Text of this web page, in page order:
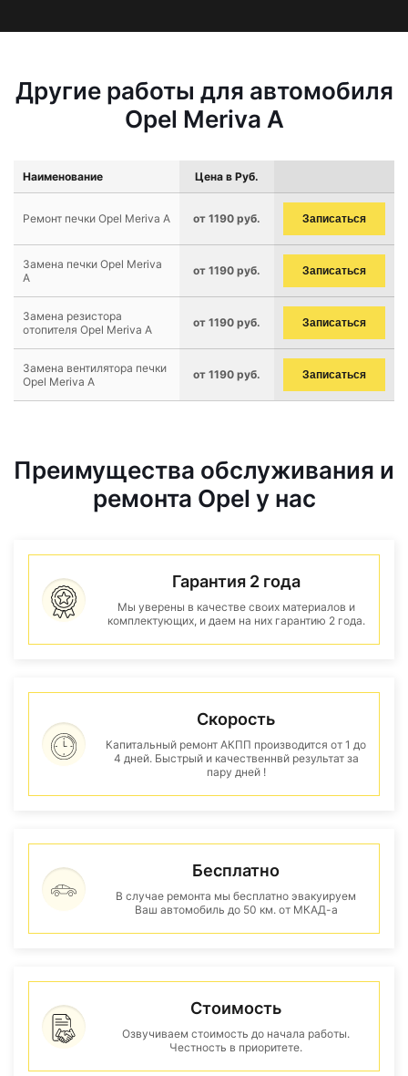
Другие работы для автомобиля
Opel Meriva A
Наименование Цена в Руб.
Ремонт печки Opel Meriva A от 1190 руб. Записаться
Замена печки Opel Meriva
A
от 1190 руб. Записаться
Замена резистора
отопителя Opel Meriva A
от 1190 руб. Записаться
Замена вентилятора печки
Opel Meriva A
от 1190 руб. Записаться
Преимущества обслуживания и
ремонта Opel у нас
Гарантия 2 года
Мы уверены в качестве своих материалов и
комплектующих, и даем на них гарантию 2 года.
Скорость
Капитальный ремонт АКПП производится от 1 до
4 дней. Быстрый и качественнвй результат за
пару дней !
Бесплатно
В случае ремонта мы бесплатно эвакуируем
Ваш автомобиль до 50 км. от МКАД-а
Стоимость
Озвучиваем стоимость до начала работы.
Честность в приоритете.